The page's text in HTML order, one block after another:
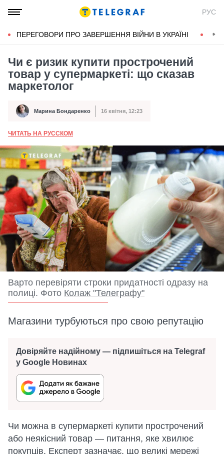
РУС
ПЕРЕГОВОРИ ПРО ЗАВЕРШЕННЯ ВІЙНИ В УКРАЇНІ
Чи є ризик купити прострочений
товар у супермаркеті: що сказав
маркетолог
Автор Марина Бондаренко
Дата публікації 16 квітня, 12:23
ЧИТАТЬ НА РУССКОМ
Варто перевіряти строки придатності одразу на
полиці. Фото Колаж "Телеграфу"
Магазини турбуються про свою репутацію
Довіряйте надійному — підпишіться на Telegraf
у Google Новинах
Чи можна в супермаркеті купити прострочений
або неякісний товар — питання, яке хвилює
покупців. Експерт зазначає, що великі мережі